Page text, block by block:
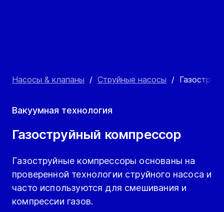
Насосы & клапаны / Струйные насосы /
Вакуумная технология
Газоструйный компрессор
Газоструйные компрессоры основаны на
проверенной технологии струйного насоса и
часто используются для смешивания и
компрессии газов.